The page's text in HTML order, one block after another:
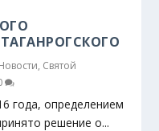
, Святой
года, определением
решение о...